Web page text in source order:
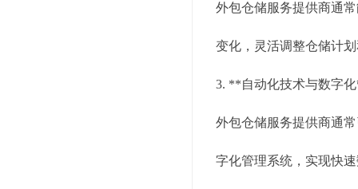
外包仓储服务提供商通
变化，灵活调整仓储计
3. **自动化技术与数字
外包仓储服务提供商通
字化管理系统，实现快